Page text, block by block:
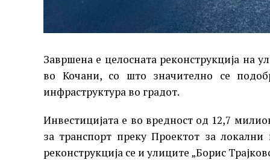
Завршена е целосната реконструкција на
во Кочани, со што значително се
инфраструктура во градот.
Инвестицијата е во вредност од 12,7
за транспорт преку Проектот за
реконструкција се и улиците „Борис